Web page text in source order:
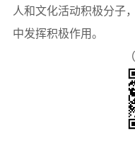
人和文化活动积极分子
中发挥积极作用。